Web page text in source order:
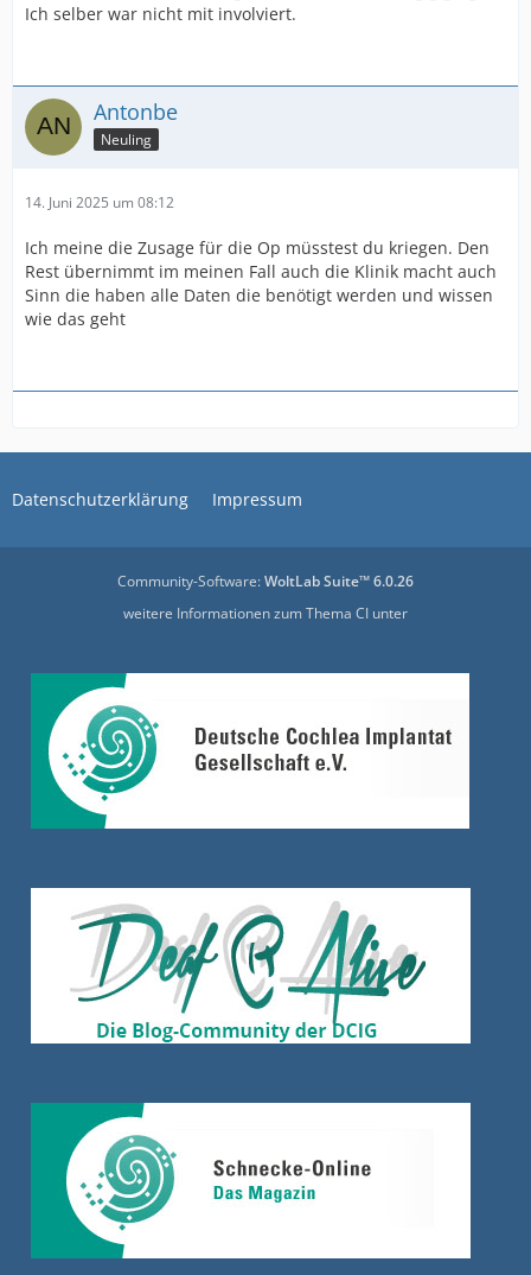
Ich selber war nicht mit involviert.
Antonbe
Neuling
14. Juni 2025 um 08:12
Ich meine die Zusage für die Op müsstest du kriegen. Den
Rest übernimmt im meinen Fall auch die Klinik macht auch
Sinn die haben alle Daten die benötigt werden und wissen
wie das geht
Datenschutzerklärung Impressum
Community-Software:WoltLab Suite™ 6.0.26
weitere Informationen zum Thema CI unter